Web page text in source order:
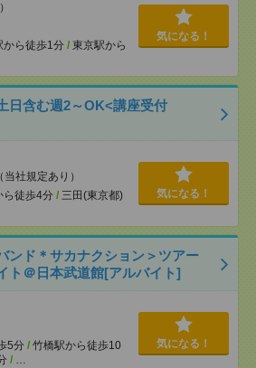
から徒歩1分 / 東京駅から
気になる！
日含む週2～OK<講座受付
社規定あり）
ら徒歩4分 / 三田(東京都)
気になる！
ンド＊サカナクション＞ツアー
ト＠日本武道館[アルバイト]
5分 / 竹橋駅から徒歩10
/ …
気になる！